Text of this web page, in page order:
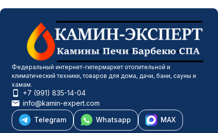
Федеральный интернет-гипермаркет отопительной и
климатический техники, товаров для дома, дачи, бани, сауны и
хамам.
+7 (991) 835-14-04
info@kamin-expert.com
Telegram
Whatsapp
MAX